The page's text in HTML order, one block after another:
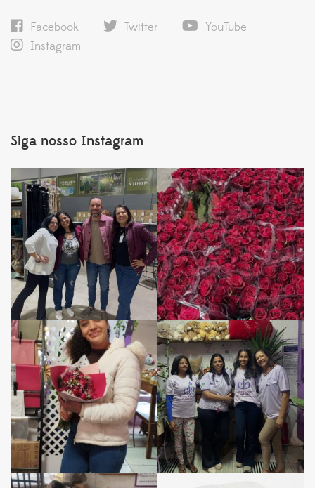
Facebook Twitter
YouTube
Instagram
Siga nosso Instagram